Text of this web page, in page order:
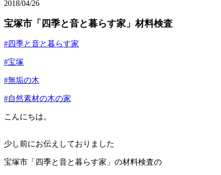
2018/04/26
宝塚市「四季と音と暮らす家」材料検査
#四季と音と暮らす家
#宝塚
#無垢の木
#自然素材の木の家
こんにちは。
少し前にお伝えしておりました
宝塚市「四季と音と暮らす家」の材料検査の